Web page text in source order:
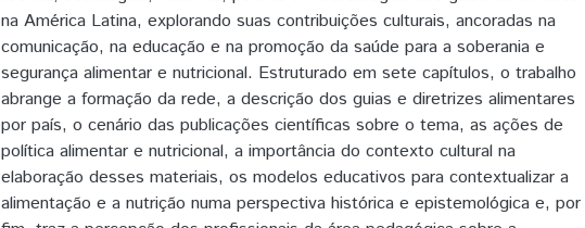
na América Latina, explorando suas contribuições culturais, ancoradas na
comunicação, na educação e na promoção da saúde para a soberania e
segurança alimentar e nutricional. Estruturado em sete capítulos, o trabalho
abrange a formação da rede, a descrição dos guias e diretrizes alimentares
por país, o cenário das publicações científicas sobre o tema, as ações de
política alimentar e nutricional, a importância do contexto cultural na
elaboração desses materiais, os modelos educativos para contextualizar a
alimentação e a nutrição numa perspectiva histórica e epistemológica e, por